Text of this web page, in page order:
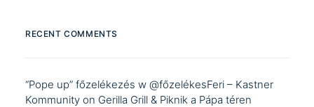
RECENT COMMENTS
“Pope up” főzelékezés w @főzelékesFeri – Kastner
Kommunity on Gerilla Grill & Piknik a Pápa téren